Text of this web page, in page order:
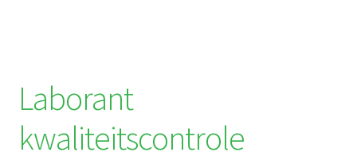
Laborant
kwaliteitscontrole